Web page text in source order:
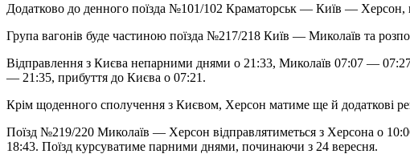
Додатково до денного поїзда №101/102 Краматорськ — Київ — Херсон,
Група вагонів буде частиною поїзда №217/218 Київ — Миколаїв та
Відправлення з Києва непарними днями о 21:33, Миколаїв 07:07 —
— 21:35, прибуття до Києва о 07:21.
Крім щоденного сполучення з Києвом, Херсон матиме ще й додаткові
Поїзд №219/220 Миколаїв — Херсон відправлятиметься з Херсона о
18:43. Поїзд курсуватиме парними днями, починаючи з 24 вересня.